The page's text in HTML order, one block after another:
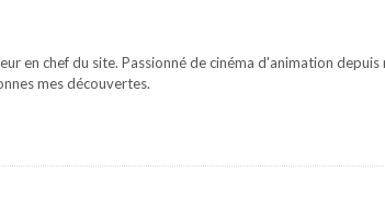
en chef du site. Passionné de cinéma d'animation
mes découvertes.